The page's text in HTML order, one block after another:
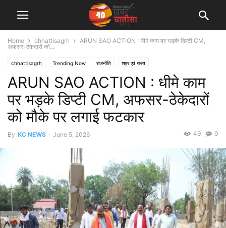
Home chhattisagrh
ARUN SAO ACTION : धीमे काम पर भड़के डिप्टी CM,
अफसर-ठेकेदारों को...
chhattisagrh Trending Now राजनीति शहर एवं राज्य
ARUN SAO ACTION : धीमे काम
पर भड़के डिप्टी CM, अफसर-ठेकेदारों
को मौके पर लगाई फटकार
By KC NEWS - June 5, 2026 0
49